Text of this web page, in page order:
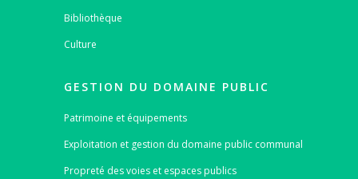
Bibliothèque
Culture
GESTION DU DOMAINE PUBLIC
Patrimoine et équipements
Exploitation et gestion du domaine public communal
Propreté des voies et espaces publics